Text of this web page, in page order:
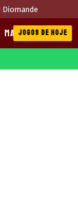
Diomande
MANCHESTER CITY
JOGOS DE HOJE